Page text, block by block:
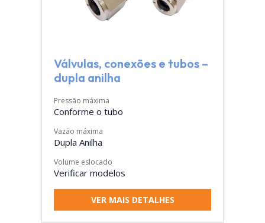
Válvulas, conexões e tubos –
dupla anilha
Pressão máxima
Conforme o tubo
Vazão máxima
Dupla Anilha
Volume eslocado
Verificar modelos
VER MAIS DETALHES